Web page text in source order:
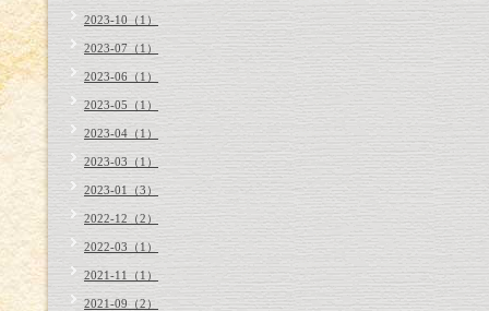
2023-10（1）
2023-07（1）
2023-06（1）
2023-05（1）
2023-04（1）
2023-03（1）
2023-01（3）
2022-12（2）
2022-03（1）
2021-11（1）
2021-09（2）